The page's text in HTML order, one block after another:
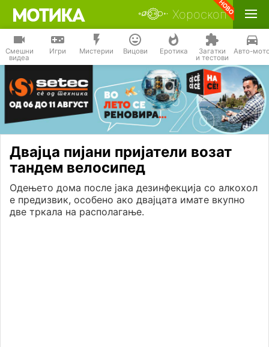
Хороскоп
Смешни
видеа
Игри Мистерии Вицови Еротика Загатки
и тестови
Авто-
Двајца пијани пријатели возат
тандем велосипед
Одењето дома после јака дезинфекција со алкохол
е предизвик, особено ако двајцата имате вкупно
две тркала на располагање.